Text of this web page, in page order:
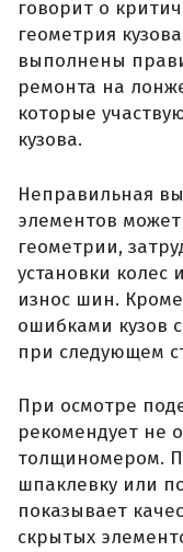
говорит о
геометрия
выполнены
ремонта на
которые
кузова.
Неправильная
элементов
геометрии,
установки
износ шин.
ошибками кузов
при следующем
При осмотре
рекомендует не
толщиномером.
шпаклевку или
показывает
скрытых